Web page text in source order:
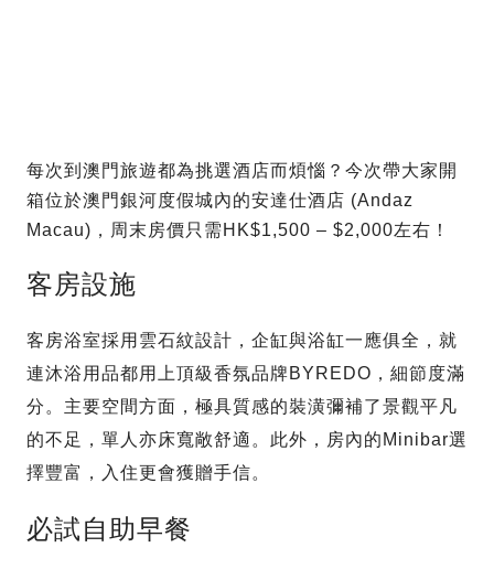
每次到澳門旅遊都為挑選酒店而煩惱？今次帶大家開
箱位於澳門銀河度假城內的安達仕酒店 (Andaz
Macau)，周末房價只需HK$1,500 – $2,000左右！
客房設施
客房浴室採用雲石紋設計，企缸與浴缸一應俱全，就
連沐浴用品都用上頂級香氛品牌BYREDO，細節度滿
分。主要空間方面，極具質感的裝潢彌補了景觀平凡
的不足，單人亦床寬敞舒適。此外，房內的Minibar選
擇豐富，入住更會獲贈手信。
必試自助早餐